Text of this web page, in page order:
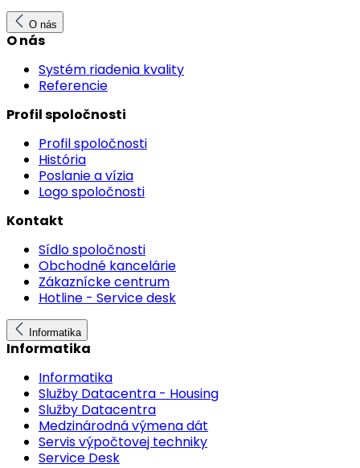
O nás
O nás
Systém riadenia kvality
Referencie
Profil spoločnosti
Profil spoločnosti
História
Poslanie a vízia
Logo spoločnosti
Kontakt
Sídlo spoločnosti
Obchodné kancelárie
Zákaznícke centrum
Hotline - Service desk
Informatika
Informatika
Informatika
Služby Datacentra - Housing
Služby Datacentra
Medzinárodná výmena dát
Servis výpočtovej techniky
Service Desk